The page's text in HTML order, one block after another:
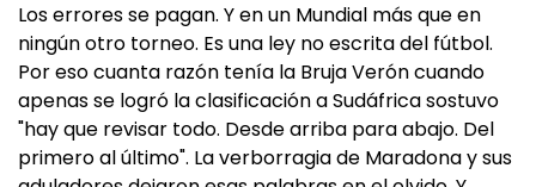
Los errores se pagan. Y en un Mundial más que en
ningún otro torneo. Es una ley no escrita del fútbol.
Por eso cuanta razón tenía la Bruja Verón cuando
apenas se logró la clasificación a Sudáfrica sostuvo
"hay que revisar todo. Desde arriba para abajo. Del
primero al último". La verborragia de Maradona y sus